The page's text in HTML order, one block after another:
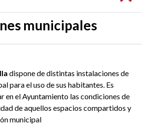
municipales
dispone de distintas instalaciones de
para el uso de sus habitantes. Es
en el Ayuntamiento las condiciones de
de aquellos espacios compartidos y
municipal